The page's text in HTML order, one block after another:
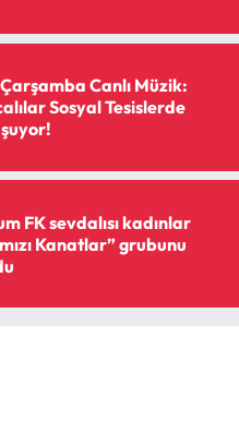
Canlı Müzik:
Sosyal Tesislerde
FK sevdalısı kadınlar
Kanatlar” grubunu